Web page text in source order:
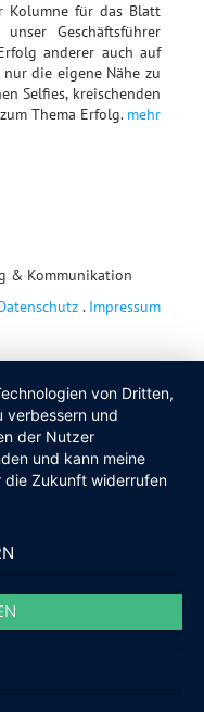
Kolumne für das Blatt
Geschäftsführer
anderer auch auf
die eigene Nähe zu
Selfies, kreischenden
Thema Erfolg. mehr
& Kommunikation
. Impressum
von Dritten,
verbessern und
der Nutzer
und kann meine
die Zukunft widerrufen